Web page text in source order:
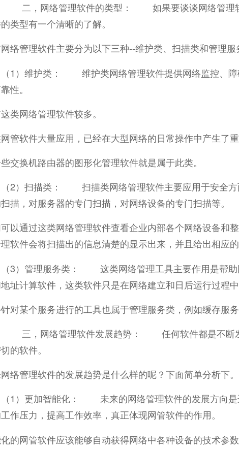
网络管理软件的类型： 如果要谈谈网络管理软件
类型有一个清晰的了解。
络管理软件主要分为以下三种--维护类、扫描类和管理服
）维护类： 维护类网络管理软件提供网络监控、障
性。
类网络管理软件较多。
管软件大量应用，已经在大型网络的日常操作中产生了重
交换机路由器的图形化管理软件就是属于此类。
）扫描类： 扫描类网络管理软件主要应用于安全方
描，对服务器的专门扫描，对网络设备的专门扫描等。
以通过这类网络管理软件查看企业内部各个网络设备和
软件会将扫描出的信息清楚的显示出来，并且给出相应的
）管理服务类： 这类网络管理工具主要作用是帮助
址计算软件，这类软件只是在网络建立和日后运行过程中
对某个服务进行的工具也属于管理服务类，例如缓存服务
网络管理软件发展趋势： 任何软件都是不断发展
的软件。
络管理软件的发展趋势是什么样的呢？下面简单分析下。
）更加智能化： 未来的网络管理软件的发展方向是
作压力，提高工作效率，真正体现网管软件的作用。
的网管软件应该能够自动获得网络中各种设备的技术参